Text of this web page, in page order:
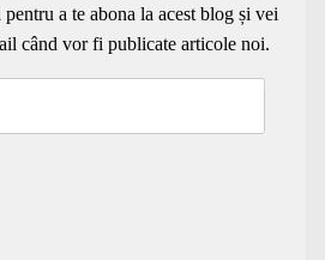
a te abona la acest blog și vei
când vor fi publicate articole noi.